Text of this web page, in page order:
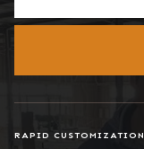
RAPID CUSTOMIZATION